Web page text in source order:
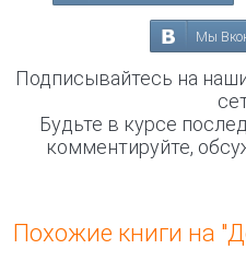
Мы
Подписывайтесь на
Будьте в курсе
комментируйте,
Похожие книги на